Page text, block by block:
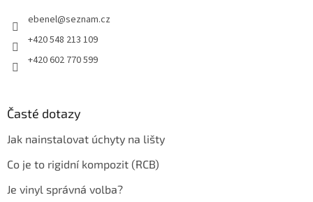
ebenel@seznam.cz
+420 548 213 109
+420 602 770 599
Časté dotazy
Jak nainstalovat úchyty na lišty
Co je to rigidní kompozit (RCB)
Je vinyl správná volba?